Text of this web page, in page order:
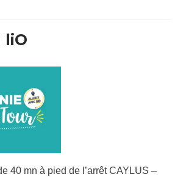
liO
40 mn à pied de l’arrêt CAYLUS –